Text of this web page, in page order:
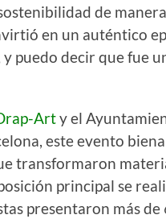
de
en un auténtico
puedo decir que fue
Arty el
este evento
transformaron
principal se
presentaron más